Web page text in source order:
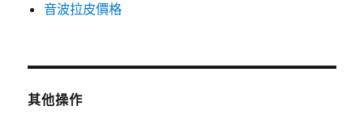
音波拉皮價格
其他操作